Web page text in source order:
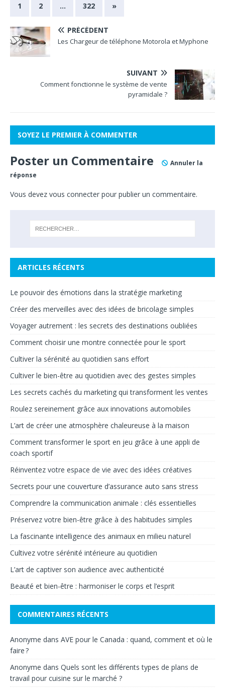
1 2 … 322 »
PRÉCÉDENT
Les Chargeur de téléphone Motorola et Myphone
SUIVANT
Comment fonctionne le système de vente
pyramidale ?
SOYEZ LE PREMIER À COMMENTER
Poster un Commentaire
Annuler la
réponse
Vous devez vous connecter pour publier un commentaire.
ARTICLES RÉCENTS
Le pouvoir des émotions dans la stratégie marketing
Créer des merveilles avec des idées de bricolage simples
Voyager autrement : les secrets des destinations oubliées
Comment choisir une montre connectée pour le sport
Cultiver la sérénité au quotidien sans effort
Cultiver le bien-être au quotidien avec des gestes simples
Les secrets cachés du marketing qui transforment les ventes
Roulez sereinement grâce aux innovations automobiles
L’art de créer une atmosphère chaleureuse à la maison
Comment transformer le sport en jeu grâce à une appli de
coach sportif
Réinventez votre espace de vie avec des idées créatives
Secrets pour une couverture d’assurance auto sans stress
Comprendre la communication animale : clés essentielles
Préservez votre bien-être grâce à des habitudes simples
La fascinante intelligence des animaux en milieu naturel
Cultivez votre sérénité intérieure au quotidien
L’art de captiver son audience avec authenticité
Beauté et bien-être : harmoniser le corps et l’esprit
COMMENTAIRES RÉCENTS
Anonyme dans AVE pour le Canada : quand, comment et où le
faire ?
Anonyme dans Quels sont les différents types de plans de
travail pour cuisine sur le marché ?